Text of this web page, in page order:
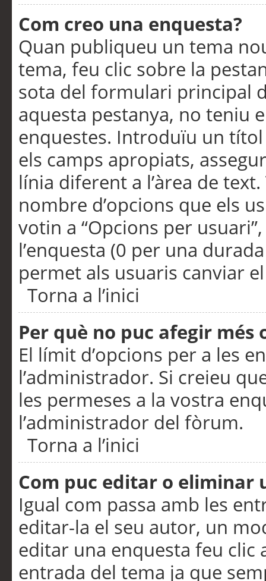
Com creo una enquesta?
Quan publiqueu un tema
tema, feu clic sobre la
sota del formulari principal
aquesta pestanya, no teniu
enquestes. Introduïu un
els camps apropiats,
línia diferent a l’àrea de
nombre d’opcions que els
votin a “Opcions per
l’enquesta (0 per una
permet als usuaris canviar
Torna a l’inici
Per què no puc afegir més
El límit d’opcions per a les
l’administrador. Si creieu
les permeses a la vostra
l’administrador del fòrum.
Torna a l’inici
Com puc editar o eliminar
Igual com passa amb les
editar-la el seu autor, un
editar una enquesta feu clic
entrada del tema ja que